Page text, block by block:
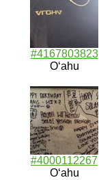
#4167803823
Oʻahu
#4000112267
Oʻahu